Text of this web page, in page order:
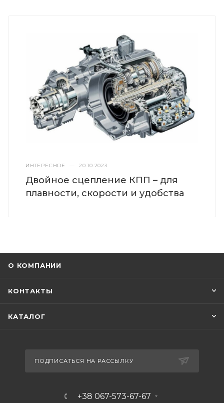
ИНТЕРЕСНОЕ — 20.10.2023
Двойное сцепление КПП – для
плавности, скорости и удобства
О КОМПАНИИ
КОНТАКТЫ
КАТАЛОГ
ПОДПИСАТЬСЯ НА РАССЫЛКУ
+38 067-573-67-67